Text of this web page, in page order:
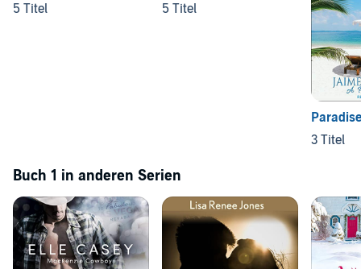
5 Titel
5 Titel
3 Titel
Buch 1 in anderen Serien